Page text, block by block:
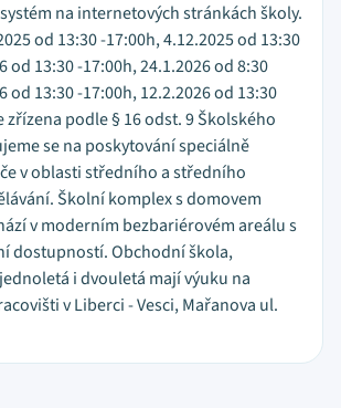
na internetových stránkách školy.
od 13:30 -17:00h, 4.12.2025 od 13:30
od 13:30 -17:00h, 24.1.2026 od 8:30
od 13:30 -17:00h, 12.2.2026 od 13:30
zřízena podle § 16 odst. 9 Školského
se na poskytování speciálně
v oblasti středního a středního
Školní komplex s domovem
v moderním bezbariérovém areálu s
dostupností. Obchodní škola,
i dvouletá mají výuku na
v Liberci - Vesci, Mařanova ul.